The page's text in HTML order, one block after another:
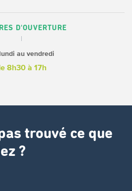
D'OUVERTURE
au vendredi
8h30 à 17h
trouvé ce que
?